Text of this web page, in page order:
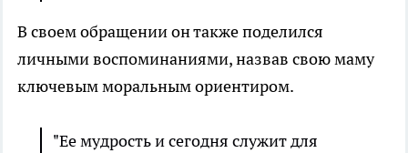
В своем обращении он также поделился
личными воспоминаниями, назвав свою маму
ключевым моральным ориентиром.
"Ее мудрость и сегодня служит для